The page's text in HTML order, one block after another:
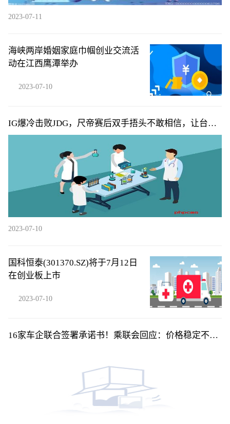
2023-07-11
海峡两岸婚姻家庭巾帼创业交流活
动在江西鹰潭举办
2023-07-10
IG爆冷击败JDG，尺帝赛后双手捂头不敢相信，让台下
父母失望了
2023-07-10
国科恒泰(301370.SZ)将于7月12日
在创业板上市
2023-07-10
16家车企联合签署承诺书！乘联会回应：价格稳定不是